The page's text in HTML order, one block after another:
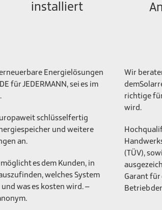
installiert
Energielösungen
für JEDERMANN, sei es im
schlüsselfertig
und weitere
an.
es dem Kunden, in
welches System
was es kosten wird. –
Wir
richtige
wird.
(TÜV),
Garant
Betrieb